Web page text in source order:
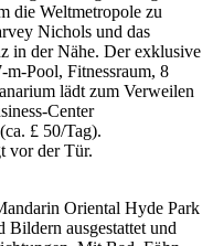
die Weltmetropole zu
Nichols und das
in der Nähe. Der exklusive
m-Pool, Fitnessraum, 8
lädt zum Verweilen
Center
£ 50/Tag).
vor der Tür.
Oriental Hyde Park
ausgestattet und